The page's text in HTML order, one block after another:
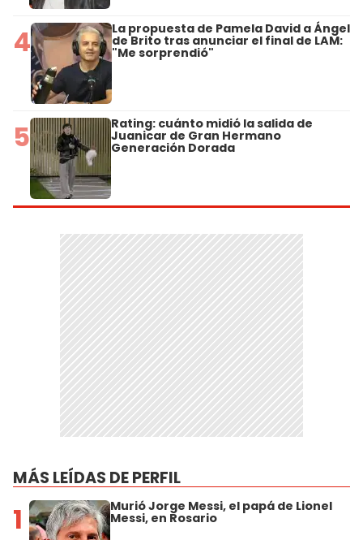
4 La propuesta de Pamela David a Ángel
de Brito tras anunciar el final de LAM:
"Me sorprendió"
5 Rating: cuánto midió la salida de
Juanicar de Gran Hermano
Generación Dorada
MÁS LEÍDAS DE PERFIL
1 Murió Jorge Messi, el papá de Lionel
Messi, en Rosario